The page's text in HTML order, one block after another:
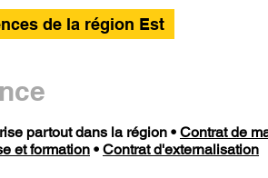
de la région Est
partout dans la région • Contrat de
et formation • Contrat d'externalisation